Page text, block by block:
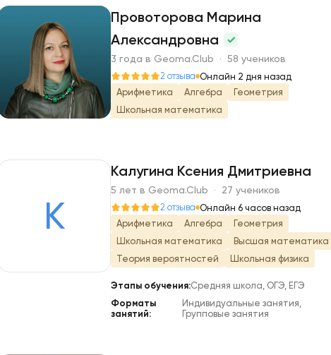
П
Провоторова Марина
Александровна
3 года в Geoma.Club · 58 учеников
2 отзыва Онлайн 2 дня назад
Арифметика
Алгебра
Геометрия
Школьная математика
К
Калугина Ксения Дмитриевна
5 лет в Geoma.Club · 27 учеников
2 отзыва Онлайн 6 часов назад
Арифметика
Алгебра
Геометрия
Школьная математика
Высшая математика
Теория вероятностей
Школьная физика
Этапы обучения:Средняя школа, ОГЭ, ЕГЭ
Форматы
занятий:
Индивидуальные занятия,
Групповые занятия